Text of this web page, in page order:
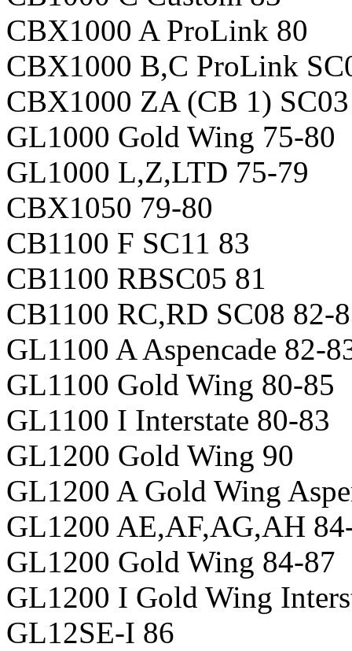
CBX1000 A ProLink 80
CBX1000 B,C ProLink
CBX1000 ZA (CB 1)
GL1000 Gold Wing 75-80
GL1000 L,Z,LTD 75-79
CBX1050 79-80
CB1100 F SC11 83
CB1100 RBSC05 81
CB1100 RC,RD SC08 82-
GL1100 A Aspencade 82-
GL1100 Gold Wing 80-85
GL1100 I Interstate 80-83
GL1200 Gold Wing 90
GL1200 A Gold Wing
GL1200 AE,AF,AG,AH
GL1200 Gold Wing 84-87
GL1200 I Gold Wing
GL12SE-I 86